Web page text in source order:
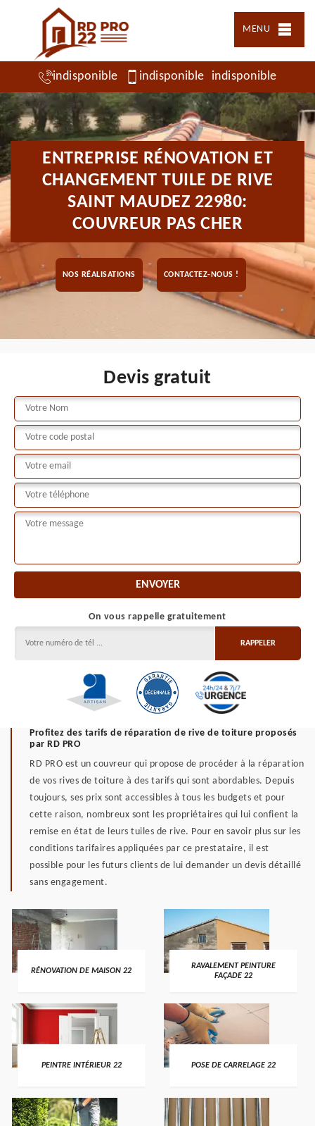
MENU
indisponible indisponible indisponible
ENTREPRISE RÉNOVATION ET
CHANGEMENT TUILE DE RIVE
SAINT MAUDEZ 22980:
COUVREUR PAS CHER
NOS RÉALISATIONS CONTACTEZ-NOUS !
Devis gratuit
On vous rappelle gratuitement
Profitez des tarifs de réparation de rive de toiture proposés
par RD PRO
RD PRO est un couvreur qui propose de procéder à la réparation
de vos rives de toiture à des tarifs qui sont abordables. Depuis
toujours, ses prix sont accessibles à tous les budgets et pour
cette raison, nombreux sont les propriétaires qui lui confient la
remise en état de leurs tuiles de rive. Pour en savoir plus sur les
conditions tarifaires appliquées par ce prestataire, il est
possible pour les futurs clients de lui demander un devis détaillé
sans engagement.
RÉNOVATION DE MAISON 22
RAVALEMENT PEINTURE
FAÇADE 22
PEINTRE INTÉRIEUR 22 POSE DE CARRELAGE 22